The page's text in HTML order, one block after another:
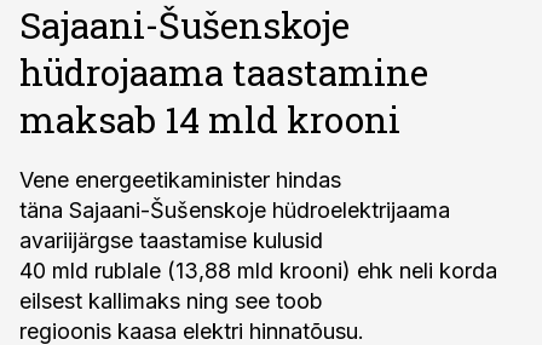
Sajaani-Šušenskoje
hüdrojaama taastamine
maksab 14 mld krooni
Vene energeetikaminister hindas
täna Sajaani-Šušenskoje hüdroelektrijaama
avariijärgse taastamise kulusid
40 mld rublale (13,88 mld krooni) ehk neli korda
eilsest kallimaks ning see toob
regioonis kaasa elektri hinnatõusu.